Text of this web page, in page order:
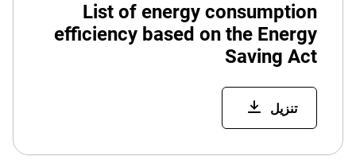
List of energy consumption
efficiency based on the Energy
Saving Act
تنزيل